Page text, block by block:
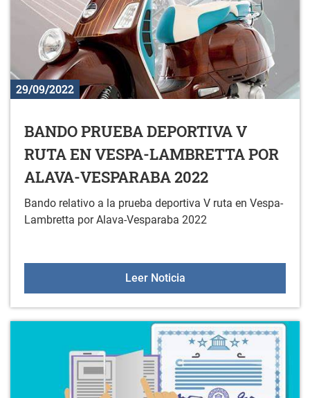
29/09/2022
BANDO PRUEBA DEPORTIVA V
RUTA EN VESPA-LAMBRETTA POR
ALAVA-VESPARABA 2022
Bando relativo a la prueba deportiva V ruta en Vespa-
Lambretta por Alava-Vesparaba 2022
Leer NoticiaBANDO PRUEBA